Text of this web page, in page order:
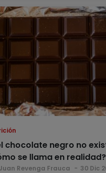
chocolate negro no
se llama en realidad?
Revenga Frauca 30 Dic